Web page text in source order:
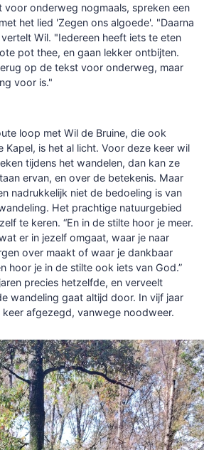
voor onderweg nogmaals, spreken een
het lied 'Zegen ons algoede'. "Daarna
Wil. "Iedereen heeft iets te eten
pot thee, en gaan lekker ontbijten.
op de tekst voor onderweg, maar
voor is."
loop met Wil de Bruine, die ook
Kapel, is het al licht. Voor deze keer wil
tijdens het wandelen, dan kan ze
ervan, en over de betekenis. Maar
nadrukkelijk niet de bedoeling is van
Het prachtige natuurgebied
te keren. “En in de stilte hoor je meer.
er in jezelf omgaat, waar je naar
over maakt of waar je dankbaar
hoor je in de stilte ook iets van God.”
precies hetzelfde, en verveelt
wandeling gaat altijd door. In vijf jaar
afgezegd, vanwege noodweer.